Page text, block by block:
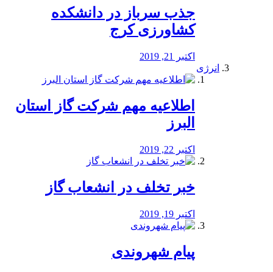
جذب سرباز در دانشکده
کشاورزی کرج
اکتبر 21, 2019
انرژی
️اطلاعیه مهم شرکت گاز استان
البرز
اکتبر 22, 2019
خبر تخلف در انشعاب گاز
اکتبر 19, 2019
پیام شهروندی